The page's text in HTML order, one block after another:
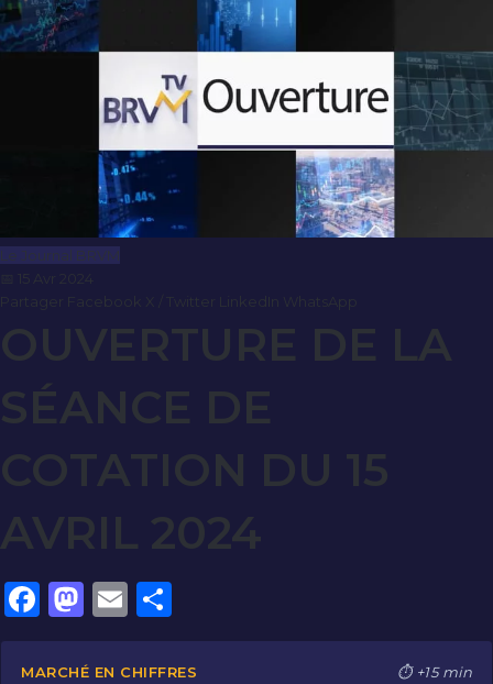
Le Journal BRVM
OUVERTURE DE LA
SÉANCE DE
COTATION DU 15
AVRIL 2024
F
a
c
M
a
st
E
m
ai
ar
ta
MARCHÉ EN CHIFFRES ⏱ +15 min